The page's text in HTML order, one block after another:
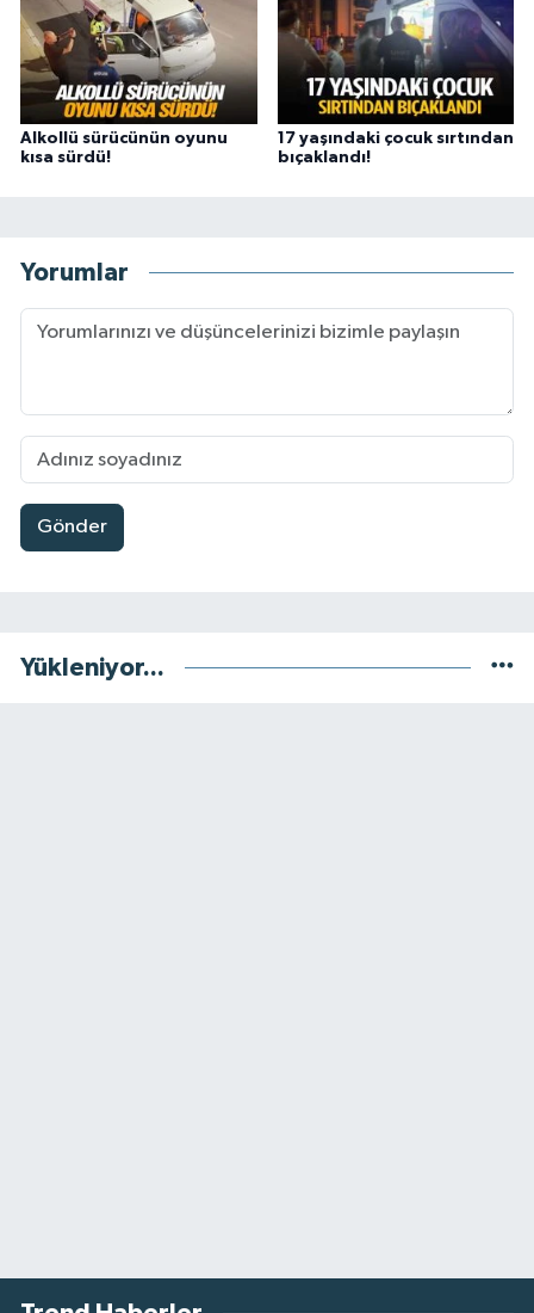
Alkollü sürücünün oyunu
kısa sürdü!
17 yaşındaki çocuk sırtından
bıçaklandı!
Yorumlar
Gönder
Yükleniyor...